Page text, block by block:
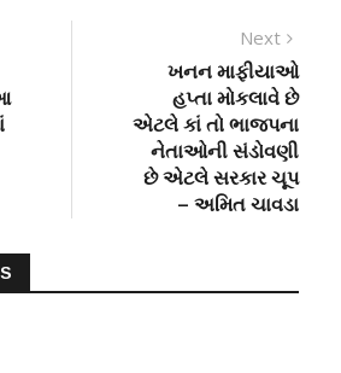
Next
post:
ખનન માફીયાઓ
હપ્તા મોકલાવે છે
એટલે કાં તો ભાજપના
નેતાઓની સંડોવણી
છે એટલે સરકાર ચૂપ
– અમિત ચાવડા